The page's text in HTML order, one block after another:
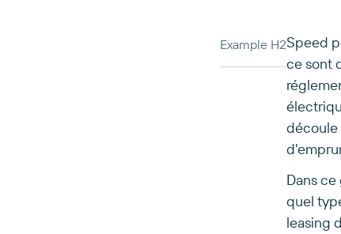
Example H2Speed
ce sont
découle
Dans
quel
leasing